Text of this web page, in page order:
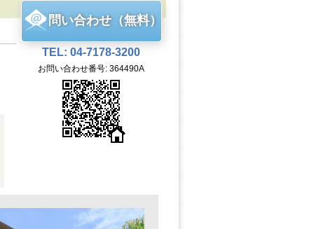
問い合わせ（無料）
TEL: 04-7178-3200
お問い合わせ番号: 364490A